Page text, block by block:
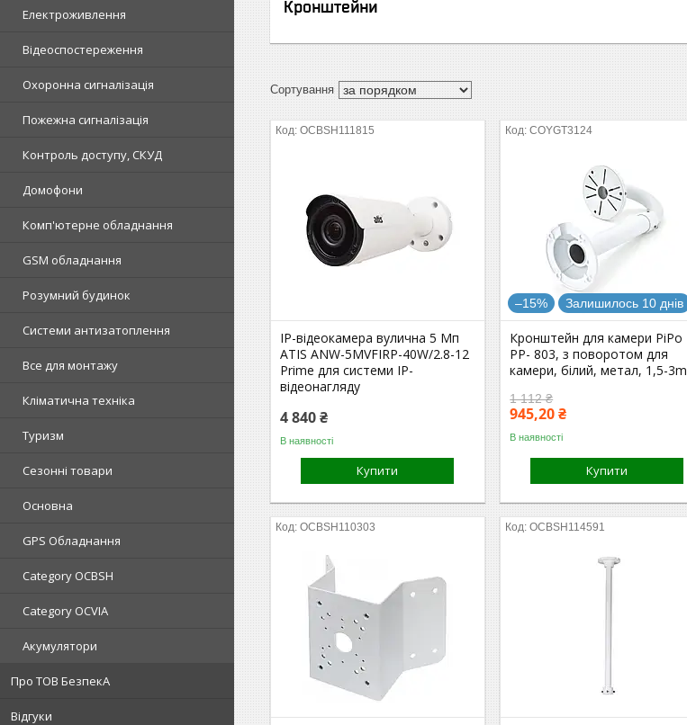
Електроживлення
Відеоспостереження
Охоронна сигналізація
Пожежна сигналізація
Контроль доступу, СКУД
Домофони
Комп'ютерне обладнання
GSM обладнання
Розумний будинок
Системи антизатоплення
Все для монтажу
Кліматична техніка
Туризм
Сезонні товари
Основна
GPS Обладнання
Category OCBSH
Category OCVIA
Акумулятори
Про ТОВ БезпекА
Відгуки
Кронштейни
OCBSH111815
IP-відеокамера вулична 5 Мп
ATIS ANW-5MVFIRP-40W/2.8-12
Prime для системи IP-
відеонагляду
4 840 ₴
В наявності
Купити
COYGT3124
–15% Залишилось 10 днів
Кронштейн для камери PiPo
PP- 803, з поворотом для
камери, білий, метал, 1,5-3m
1 112 ₴
945,20 ₴
В наявності
Купити
OCBSH110303 OCBSH114591